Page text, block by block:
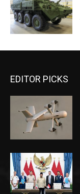
EDITOR PICKS